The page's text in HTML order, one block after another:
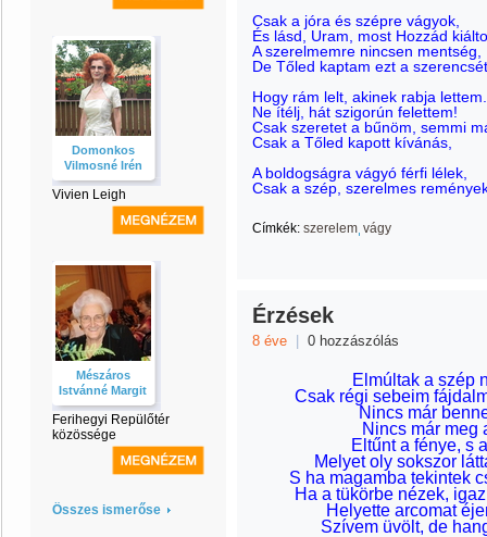
Domonkos
Vilmosné Irén
Vivien Leigh
Mészáros
Istvánné Margit
Ferihegyi Repülőtér
közössége
Összes ismerőse
Csak a jóra és szépre vágyok,
És lásd, Uram, most Hozzád
A szerelmemre nincsen mentség,
De Tőled kaptam ezt a
Hogy rám lelt, akinek rabja lettem.
Ne ítélj, hát szigorún felettem!
Csak szeretet a bűnöm, semmi
Csak a Tőled kapott kívánás,
A boldogságra vágyó férfi lélek,
Csak a szép, szerelmes
Címkék: szerelem vágy
Érzések
8 éve 0 hozzászólás
Elmúltak a szép
Csak régi sebeim
Nincs már
Nincs már meg
Eltűnt a fénye, s
Melyet oly sokszor
S ha magamba tekintek
Ha a tükörbe nézek,
Helyette arcomat
Szívem üvölt, de